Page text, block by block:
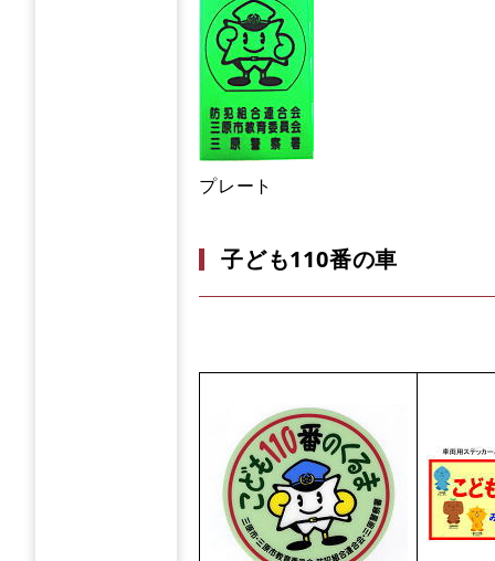
プレート
子ども110番の車